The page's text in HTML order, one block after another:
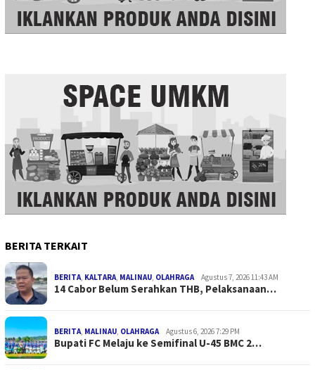
BERITA TERKAIT
BERITA, KALTARA, MALINAU, OLAHRAGA Agustus 7, 2026 11:43 AM
14 Cabor Belum Serahkan THB, Pelaksanaan…
BERITA, MALINAU, OLAHRAGA Agustus 6, 2026 7:29 PM
Bupati FC Melaju ke Semifinal U-45 BMC 2…